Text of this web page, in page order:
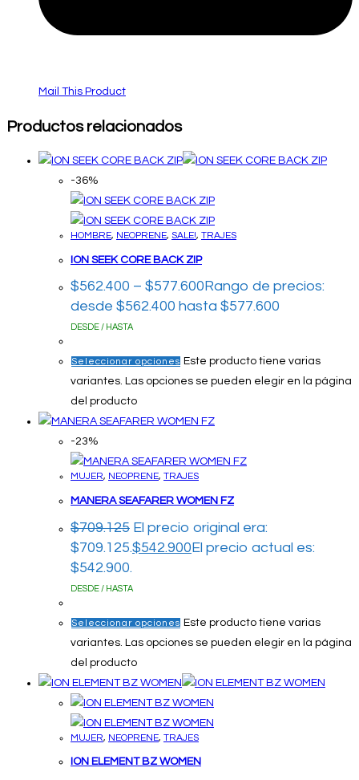
Mail This Product
Productos relacionados
-36%
HOMBRE, NEOPRENE, SALE!, TRAJES
ION SEEK CORE BACK ZIP
$562.400 – $577.600 Rango de precios:
desde $562.400 hasta $577.600
DESDE / HASTA
Seleccionar opciones Este producto tiene varias
variantes. Las opciones se pueden elegir en la página
del producto
-23%
MUJER, NEOPRENE, TRAJES
MANERA SEAFARER WOMEN FZ
$709.125 El precio original era:
$709.125.$542.900El precio actual es:
$542.900.
DESDE / HASTA
Seleccionar opciones Este producto tiene varias
variantes. Las opciones se pueden elegir en la página
del producto
MUJER, NEOPRENE, TRAJES
ION ELEMENT BZ WOMEN